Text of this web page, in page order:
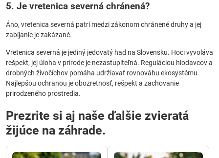
5. Je vretenica severná chránená?
Áno, vretenica severná patrí medzi zákonom chránené druhy a jej
zabíjanie je zakázané.
Vretenica severná je jediný jedovatý had na Slovensku. Hoci vyvoláva
rešpekt, jej úloha v prírode je nezastupiteľná. Reguláciou hlodavcov a
drobných živočíchov pomáha udržiavať rovnováhu ekosystému.
Najlepšou ochranou je obozretnosť, rešpekt a zachovanie
prirodzeného prostredia.
Prezrite si aj naše ďalšie zvieratá
žijúce na záhrade.